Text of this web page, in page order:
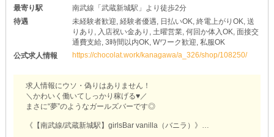
最寄り駅
南武線「武蔵新城駅」より徒歩2分
待遇
未経験者歓迎, 経験者優遇, 日払いOK, 終電上がりOK, 送
りあり, 入店祝い金あり, 土曜営業, 何回か体入OK, 面接交
通費支給, 3時間以内OK, Wワーク歓迎, 私服OK
公式求人情報
https://chocolat.work/kanagawa/a_326/shop/108250/
求人情報にウソ・偽りはありません！
＼かわいく働いてしっかり稼げる♥／
まさに“夢”のようなガールズバーです◎
《【南武線/武蔵新城駅】girlsBar vanilla（バニラ）》